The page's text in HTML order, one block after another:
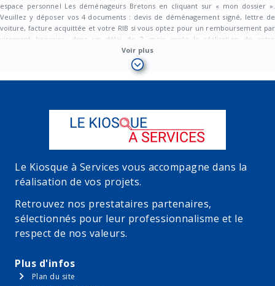
espace personnel Les déménageurs Bretons en cliquant sur « mon dossier ».
Veuillez y déposer vos 4 documents : devis de déménagement signé, lettre de
voiture, facture acquittée et votre RIB si vous optez pour un remboursement par
virement bancaire, dans un délai de 2 mois après la réalisation de votre
déménagement. Remboursement du montant de la remise par chèque ou par
virement bancaire sous 3 semaines maximum. A votre première connexion, la
création d’un mot de passe personnel sera nécessaire.
hors assurance. Offre non rétroactive et non cumulable. Offre valable
uniquement en demandant un devis gratuit via Le Kiosque à Services en
complétant le formulaire de demande de devis. Non valable dans le cadre d’une
bretons.
Voir nos conditions générales de ventes.
Voir plus
Le Kiosque à Services vous accompagne dans la
réalisation de vos projets.
Retrouvez nos prestataires partenaires,
sélectionnés pour leur professionnalisme et le
respect de nos valeurs.
Plus d'infos
Plan du site